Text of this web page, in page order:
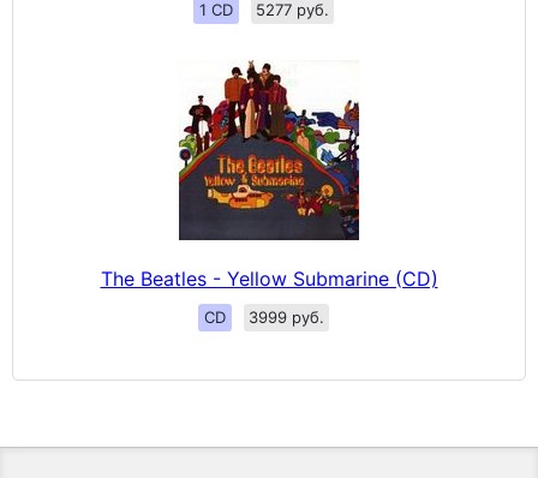
1 CD 5277 руб.
The Beatles - Yellow Submarine (CD)
CD 3999 руб.